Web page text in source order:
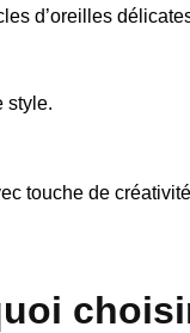
d’oreilles
style.
touche de